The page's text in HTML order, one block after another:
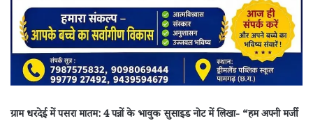
ग्राम धरदेई में पसरा मातम: 4 पन्नों के भावुक सुसाइड नोट में लिखा- “हम अपनी मर्जी